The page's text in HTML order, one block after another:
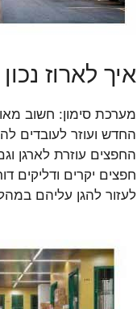
איך לארוז
מערכת סימון: חשוב
החדש ועוזר לעובדים
החפצים עוזרת לארגן
חפצים יקרים ודליקים
לעזור להגן עליהם